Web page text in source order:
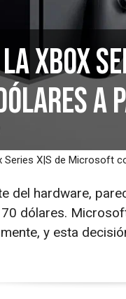
la Xbox
a
Series X|S de Microsoft
del hardware,
dólares.
y esta